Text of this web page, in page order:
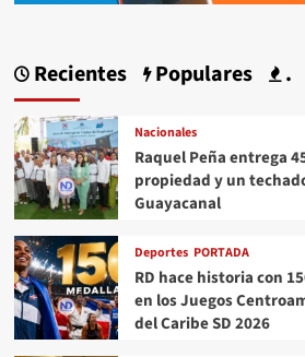
Recientes Populares .
Nacionales
Raquel Peña entrega
propiedad y un
Guayacanal
Deportes PORTADA
RD hace historia con
en los Juegos
del Caribe SD 2026